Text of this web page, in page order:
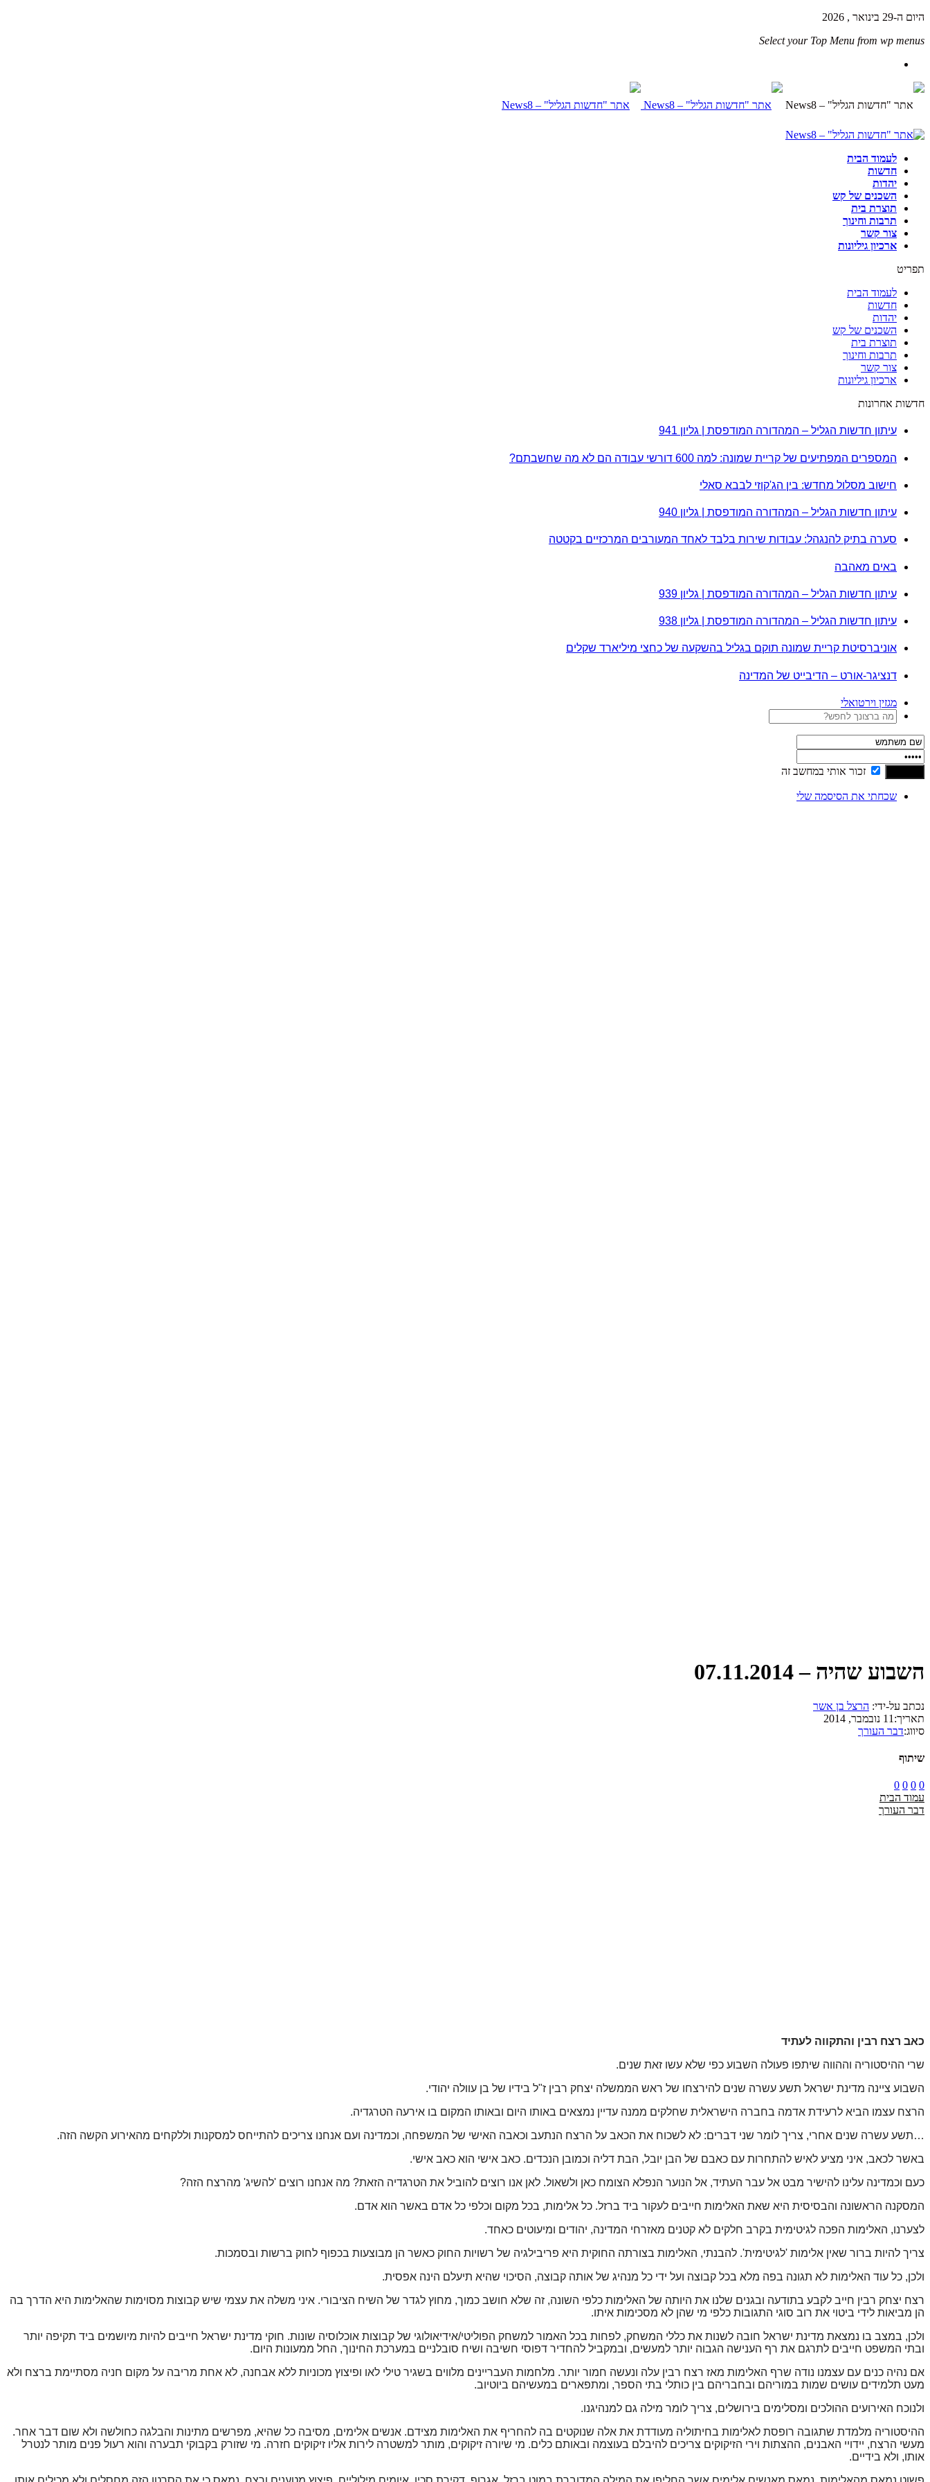
היום ה-29 בינואר , 2026
Select your Top Menu from wp menus
לעמוד הבית
חדשות
יהדות
השכנים של קש
תוצרת בית
תרבות וחינוך
צור קשר
ארכיון גיליונות
תפריט
לעמוד הבית
חדשות
יהדות
השכנים של קש
תוצרת בית
תרבות וחינוך
צור קשר
ארכיון גיליונות
חדשות אחרונות
עיתון חדשות הגליל – המהדורה המודפסת | גליון 941
המספרים המפתיעים של קריית שמונה: למה 600 דורשי עבודה הם לא מה שחשבתם?
חישוב מסלול מחדש: בין הג'קוזי לבבא סאלי
עיתון חדשות הגליל – המהדורה המודפסת | גליון 940
סערה בתיק להנגהל: עבודות שירות בלבד לאחד המעורבים המרכזיים בקטטה
באים מאהבה
עיתון חדשות הגליל – המהדורה המודפסת | גליון 939
עיתון חדשות הגליל – המהדורה המודפסת | גליון 938
אוניברסיטת קריית שמונה תוקם בגליל בהשקעה של כחצי מיליארד שקלים
דנציגר-אורט – הדיבייט של המדינה
מגזין וירטואלי
זכור אותי במחשב זה
שכחתי את הסיסמה שלי
השבוע שהיה – 07.11.2014
נכתב על-ידי: הרצל בן אשר
תאריך: 11 נובמבר, 2014
סיווג:דבר העורך
שיתוף
0
0
0
0
עמוד הבית
דבר העורך
כאב רצח רבין והתקווה לעתיד
שרי ההיסטוריה וההווה שיתפו פעולה השבוע כפי שלא עשו זאת שנים.
השבוע ציינה מדינת ישראל תשע עשרה שנים להירצחו של ראש הממשלה יצחק רבין ז"ל בידיו של בן עוולה יהודי.
הרצח עצמו הביא לרעידת אדמה בחברה הישראלית שחלקים ממנה עדיין נמצאים באותו היום ובאותו המקום בו אירעה הטרגדיה.
…תשע עשרה שנים אחרי, צריך לומר שני דברים: לא לשכוח את הכאב על הרצח הנתעב וכאבה האישי של המשפחה, וכמדינה ועם אנחנו צריכים להתייחס למסקנות וללקחים מהאירוע הקשה הזה.
באשר לכאב, איני מציע לאיש להתחרות עם כאבם של הבן יובל, הבת דליה וכמובן הנכדים. כאב אישי הוא כאב אישי.
כעם וכמדינה עלינו להישיר מבט אל עבר העתיד, אל הנוער הנפלא הצומח כאן ולשאול. לאן אנו רוצים להוביל את הטרגדיה הזאת? מה אנחנו רוצים 'להשיג' מהרצח הזה?
המסקנה הראשונה והבסיסית היא שאת האלימות חייבים לעקור ביד ברזל. כל אלימות, בכל מקום וכלפי כל אדם באשר הוא אדם.
לצערנו, האלימות הפכה לגיטימית בקרב חלקים לא קטנים מאזרחי המדינה, יהודים ומיעוטים כאחד.
צריך להיות ברור שאין אלימות 'לגיטימית'. להבנתי, האלימות בצורתה החוקית היא פריבילגיה של רשויות החוק כאשר הן מבוצעות בכפוף לחוק ברשות ובסמכות.
ולכן, כל עוד האלימות לא תגונה בפה מלא בכל קבוצה ועל ידי כל מנהיג של אותה קבוצה, הסיכוי שהיא תיעלם הינה אפסית.
רצח יצחק רבין חייב לקבע בתודעה ובגנים שלנו את היותה של האלימות כלפי השונה, זה שלא חושב כמוך, מחוץ לגדר של השיח הציבורי. איני משלה את עצמי שיש קבוצות מסוימות שהאלימות היא הדרך בה
הן מביאות לידי ביטוי את רוב סוגי התגובות כלפי מי שהן לא מסכימות איתו.
ולכן, במצב בו נמצאת מדינת ישראל חובה לשנות את כללי המשחק, לפחות בכל האמור למשחק הפוליטי/אידיאולוגי של קבוצות אוכלוסיה שונות. חוקי מדינת ישראל חייבים להיות מיושמים ביד תקיפה יותר
ובתי המשפט חייבים לתרגם את רף הענישה הגבוה יותר למעשים, ובמקביל להחדיר דפוסי חשיבה ושיח סובלניים במערכת החינוך, החל ממעונות היום.
אם נהיה כנים עם עצמנו נודה שרף האלימות מאז רצח רבין עלה ונעשה חמור יותר. מלחמות העבריינים מלווים בשגיר טילי לאו ופיצוץ מכוניות ללא אבחנה, לא אחת מריבה על מקום חניה מסתיימת ברצח ולא
מעט תלמידים עושים שמות במוריהם ובחבריהם בין כותלי בתי הספר, ומתפארים במעשיהם ביוטיוב.
ולנוכח האירועים ההולכים ומסלימים בירושלים, צריך לומר מילה גם למנהיגנו.
ההיסטוריה מלמדת שתגובה רופסת לאלימות בחיתוליה מעודדת את אלה שנוקטים בה להחריף את האלימות מצידם. אנשים אלימים, מסיבה כל שהיא, מפרשים מתינות והבלגה כחולשה ולא שום דבר אחר.
מעשי הרצח, יידויי האבנים, ההצתות וירי הזיקוקים צריכים להיבלם בעוצמה ובאותם כלים. מי שיורה זיקוקים, מותר למשטרה לירות אליו זיקוקים חזרה. מי שזורק בקבוקי תבערה והוא רעול פנים מותר לנטרל
אותו, ולא בידיים.